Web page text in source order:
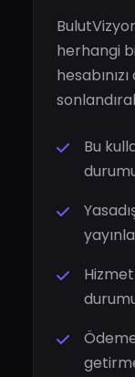
herhangi
Bu